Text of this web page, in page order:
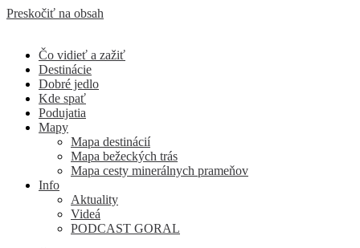
Preskočiť na obsah
Čo vidieť a zažiť
Destinácie
Dobré jedlo
Kde spať
Podujatia
Mapy
Mapa destinácií
Mapa bežeckých trás
Mapa cesty minerálnych prameňov
Info
Aktuality
Videá
PODCAST GORAL